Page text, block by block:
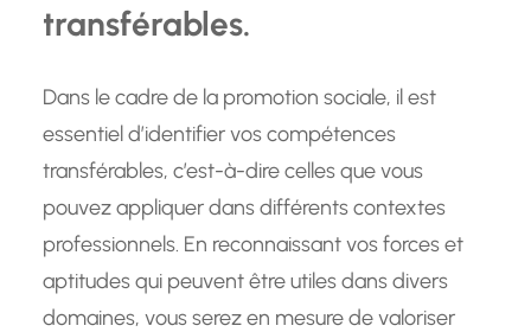
transférables.
Dans le cadre de la promotion sociale, il est
essentiel d’identifier vos compétences
transférables, c’est-à-dire celles que vous
pouvez appliquer dans différents contextes
professionnels. En reconnaissant vos forces et
aptitudes qui peuvent être utiles dans divers
domaines, vous serez en mesure de valoriser